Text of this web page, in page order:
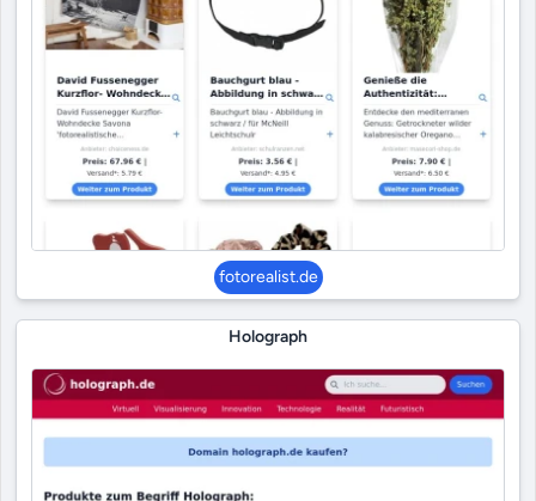
fotorealist.de
Holograph